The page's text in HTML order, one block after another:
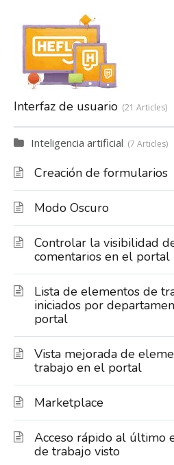
Interfaz de usuario 21 Articles
Inteligencia artificial 7 Articles
Creación de formularios
Modo Oscuro
Controlar la visibilidad
comentarios en el portal
Lista de elementos de
iniciados por
portal
Vista mejorada de
trabajo en el portal
Marketplace
Acceso rápido al último
de trabajo visto